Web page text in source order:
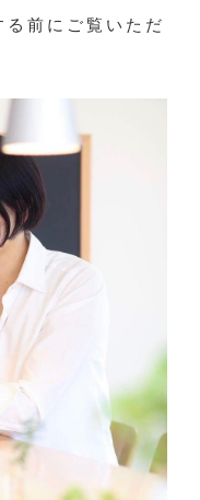
前にご覧いただ